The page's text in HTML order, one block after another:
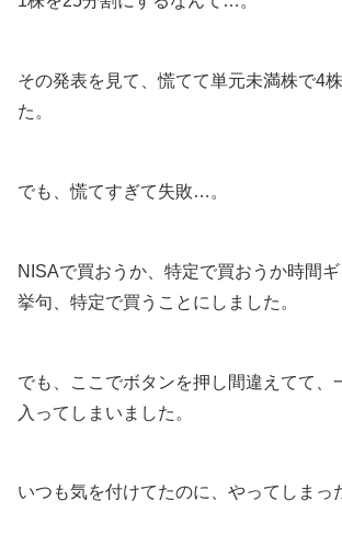
その発表を見て、慌てて単元未満株で4
た。
でも、慌てすぎて失敗…。
NISAで買おうか、特定で買おうか時間
挙句、特定で買うことにしました。
でも、ここでボタンを押し間違えてて、
入ってしまいました。
いつも気を付けてたのに、やってしまっ